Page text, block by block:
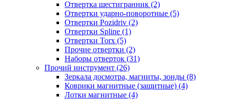
Отвертка шестигранник (2)
Отвертки ударно-поворотные (5)
Отвертки Pozidriv (2)
Отвертки Spline (1)
Отвертки Torx (5)
Прочие отвертки (2)
Наборы отверток (31)
Прочий инструмент (26)
Зеркала досмотра, магниты, зонды (8)
Коврики магнитные (защитные) (4)
Лотки магнитные (4)